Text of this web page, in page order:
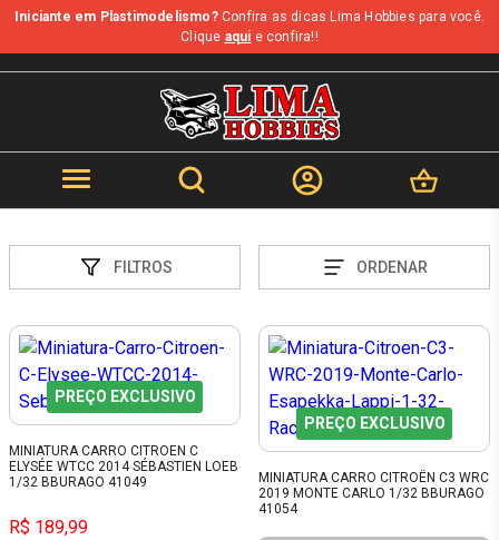
Iniciante em Plastimodelismo?Confira as dicas Lima Hobbies para você.
Clique aqui e confira!!
FILTROS ORDENAR
PREÇO EXCLUSIVO
MINIATURA CARRO CITROEN C
ELYSÉE WTCC 2014 SÉBASTIEN LOEB
1/32 BBURAGO 41049
R$ 189,99
PREÇO EXCLUSIVO
MINIATURA CARRO CITROËN C3 WRC
2019 MONTE CARLO 1/32 BBURAGO
41054